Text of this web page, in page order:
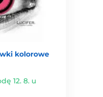
kolorowe
12. 8. u